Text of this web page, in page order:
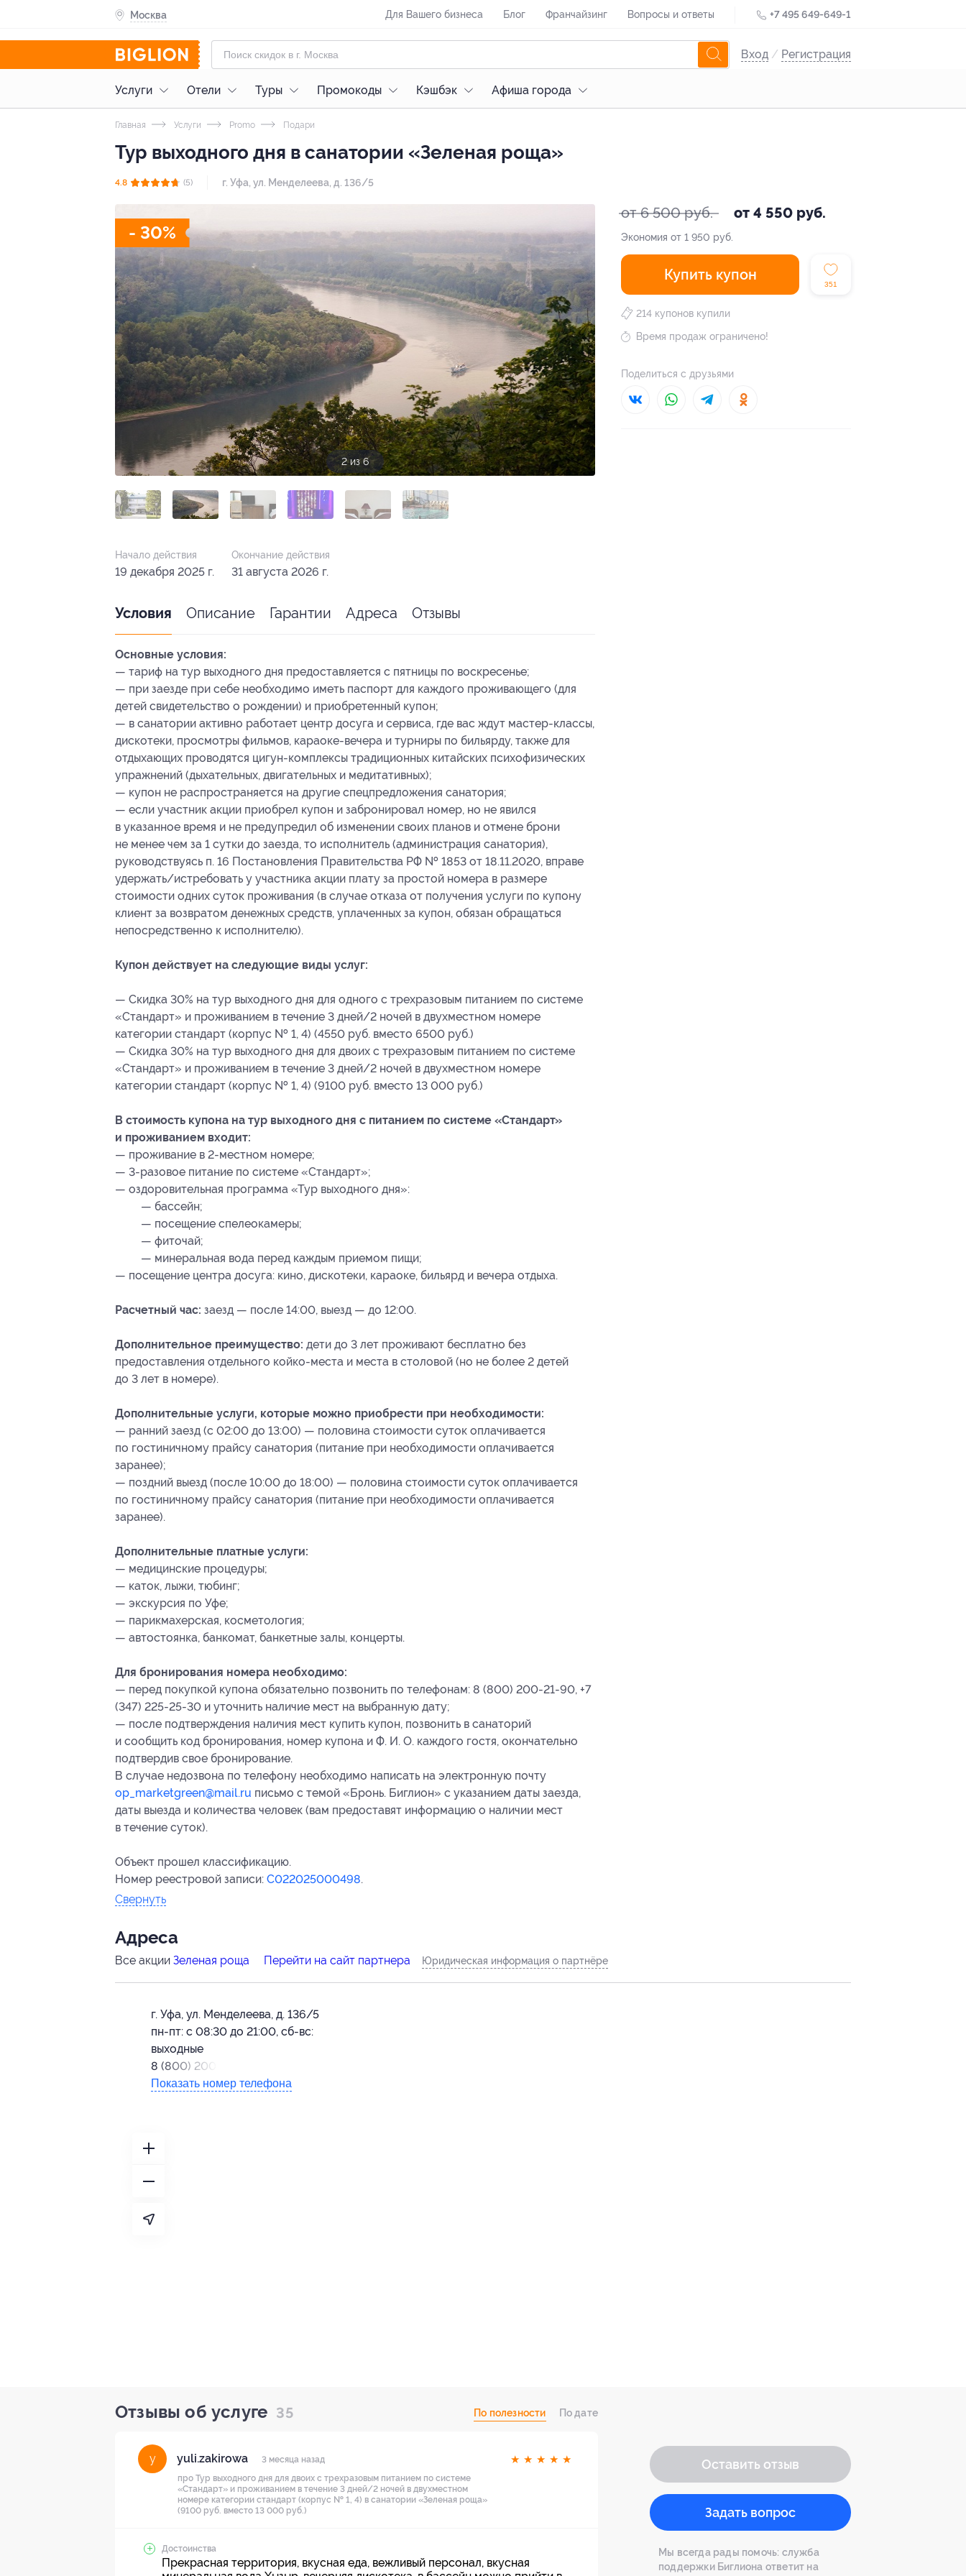
Москва Для Вашего бизнеса Блог Франчайзинг Вопросы и ответы +7 495 649-649-1
Вход / Регистрация
Услуги Отели Туры Промокоды Кэшбэк Афиша города
Главная Услуги Promo Подари
Тур выходного дня в санатории «Зеленая роща»
4.8 (5) г. Уфа, ул. Менделеева, д. 136/5
- 30%
3 из 6
от 6 500 руб. от 4 550 руб.
Экономия от 1 950 руб.
Купить купон
351
214 купонов купили
Время продаж ограничено!
Поделиться с друзьями
Начало действия
19 декабря 2025 г.
Окончание действия
31 августа 2026 г.
Условия Описание Гарантии Адреса Отзывы
Основные условия:
— тариф на тур выходного дня предоставляется с пятницы по воскресенье;
— при заезде при себе необходимо иметь паспорт для каждого проживающего (для
детей свидетельство о рождении) и приобретенный купон;
— в санатории активно работает центр досуга и сервиса, где вас ждут мастер-классы,
дискотеки, просмотры фильмов, караоке-вечера и турниры по бильярду, также для
отдыхающих проводятся цигун-комплексы традиционных китайских психофизических
упражнений (дыхательных, двигательных и медитативных);
— купон не распространяется на другие спецпредложения санатория;
— если участник акции приобрел купон и забронировал номер, но не явился
в указанное время и не предупредил об изменении своих планов и отмене брони
не менее чем за 1 сутки до заезда, то исполнитель (администрация санатория),
руководствуясь п. 16 Постановления Правительства РФ № 1853 от 18.11.2020, вправе
удержать/истребовать у участника акции плату за простой номера в размере
стоимости одних суток проживания (в случае отказа от получения услуги по купону
клиент за возвратом денежных средств, уплаченных за купон, обязан обращаться
непосредственно к исполнителю).
Купон действует на следующие виды услуг:
— Скидка 30% на тур выходного дня для одного с трехразовым питанием по системе
«Стандарт» и проживанием в течение 3 дней/2 ночей в двухместном номере
категории стандарт (корпус № 1, 4) (4550 руб. вместо 6500 руб.)
— Скидка 30% на тур выходного дня для двоих с трехразовым питанием по системе
«Стандарт» и проживанием в течение 3 дней/2 ночей в двухместном номере
категории стандарт (корпус № 1, 4) (9100 руб. вместо 13 000 руб.)
В стоимость купона на тур выходного дня с питанием по системе «Стандарт»
и проживанием входит:
— проживание в 2-местном номере;
— 3-разовое питание по системе «Стандарт»;
— оздоровительная программа «Тур выходного дня»:
— бассейн;
— посещение спелеокамеры;
— фиточай;
— минеральная вода перед каждым приемом пищи;
— посещение центра досуга: кино, дискотеки, караоке, бильярд и вечера отдыха.
Расчетный час: заезд — после 14:00, выезд — до 12:00.
Дополнительное преимущество: дети до 3 лет проживают бесплатно без
предоставления отдельного койко-места и места в столовой (но не более 2 детей
до 3 лет в номере).
Дополнительные услуги, которые можно приобрести при необходимости:
— ранний заезд (с 02:00 до 13:00) — половина стоимости суток оплачивается
по гостиничному прайсу санатория (питание при необходимости оплачивается
заранее);
— поздний выезд (после 10:00 до 18:00) — половина стоимости суток оплачивается
по гостиничному прайсу санатория (питание при необходимости оплачивается
заранее).
Дополнительные платные услуги:
— медицинские процедуры;
— каток, лыжи, тюбинг;
— экскурсия по Уфе;
— парикмахерская, косметология;
— автостоянка, банкомат, банкетные залы, концерты.
Для бронирования номера необходимо:
— перед покупкой купона обязательно позвонить по телефонам: 8 (800) 200-21-90, +7
(347) 225-25-30 и уточнить наличие мест на выбранную дату;
— после подтверждения наличия мест купить купон, позвонить в санаторий
и сообщить код бронирования, номер купона и Ф. И. О. каждого гостя, окончательно
подтвердив свое бронирование.
В случае недозвона по телефону необходимо написать на электронную почту
op_marketgreen@mail.ru письмо с темой «Бронь. Биглион» с указанием даты заезда,
даты выезда и количества человек (вам предоставят информацию о наличии мест
в течение суток).
Объект прошел классификацию.
Номер реестровой записи: С022025000498.
Свернуть
Адресa
Все акции Зеленая роща Перейти на сайт партнера Юридическая информация о партнёре
г. Уфа, ул. Менделеева, д. 136/5
пн-пт: с 08:30 до 21:00, сб-вс:
выходные
8 (800) 200-21-90
Показать номер телефона
Отзывы об услуге 35 По полезности По дате
y yuli.zakirowa 3 месяца назад ★ ★ ★ ★ ★
про Тур выходного дня для двоих с трехразовым питанием по системе
«Стандарт» и проживанием в течение 3 дней/2 ночей в двухместном
номере категории стандарт (корпус № 1, 4) в санатории «Зеленая роща»
(9100 руб. вместо 13 000 руб.)
Достоинства
Прекрасная территория, вкусная еда, вежливый персонал, вкусная
Оставить отзыв
Задать вопрос
Мы всегда рады помочь: служба
поддержки Биглиона ответит на